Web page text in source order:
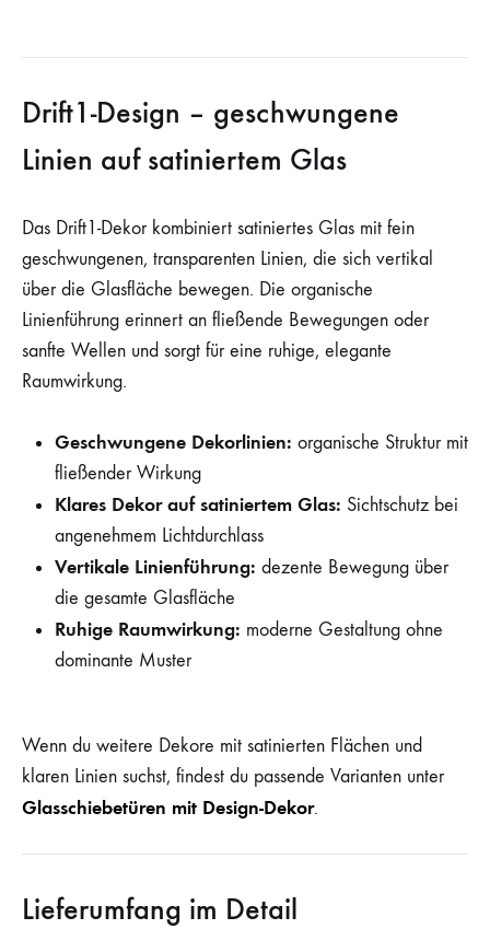
Drift1-Design – geschwungene
Linien auf satiniertem Glas
Das Drift1-Dekor kombiniert satiniertes Glas mit fein
geschwungenen, transparenten Linien, die sich vertikal
über die Glasfläche bewegen. Die organische
Linienführung erinnert an fließende Bewegungen oder
sanfte Wellen und sorgt für eine ruhige, elegante
Raumwirkung.
Geschwungene Dekorlinien: organische Struktur mit
fließender Wirkung
Klares Dekor auf satiniertem Glas: Sichtschutz bei
angenehmem Lichtdurchlass
Vertikale Linienführung: dezente Bewegung über
die gesamte Glasfläche
Ruhige Raumwirkung: moderne Gestaltung ohne
dominante Muster
Wenn du weitere Dekore mit satinierten Flächen und
klaren Linien suchst, findest du passende Varianten unter
Glasschiebetüren mit Design-Dekor.
Lieferumfang im Detail